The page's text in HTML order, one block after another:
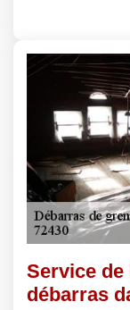
Service
débarras